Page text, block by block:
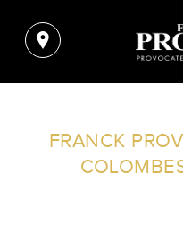
FILTER
FRANCK